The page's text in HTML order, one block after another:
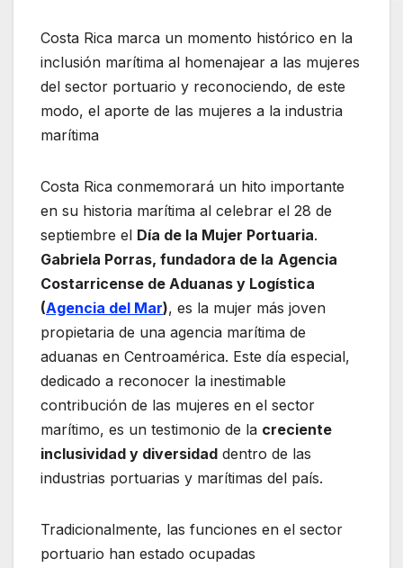
Costa Rica marca un momento histórico en la
inclusión marítima al homenajear a las mujeres
del sector portuario y reconociendo, de este
modo, el aporte de las mujeres a la industria
marítima
Costa Rica conmemorará un hito importante
en su historia marítima al celebrar el 28 de
septiembre el Día de la Mujer Portuaria.
Gabriela Porras, fundadora de la Agencia
Costarricense de Aduanas y Logística
(Agencia del Mar), es la mujer más joven
propietaria de una agencia marítima de
aduanas en Centroamérica. Este día especial,
dedicado a reconocer la inestimable
contribución de las mujeres en el sector
marítimo, es un testimonio de la creciente
inclusividad y diversidad dentro de las
industrias portuarias y marítimas del país.
Tradicionalmente, las funciones en el sector
portuario han estado ocupadas